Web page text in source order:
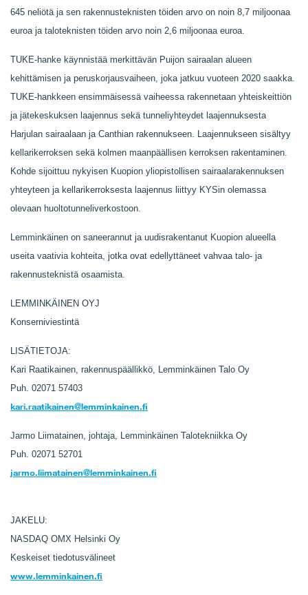
645 neliötä ja sen rakennusteknisten töiden arvo on noin 8,7 miljoonaa
euroa ja taloteknisten töiden arvo noin 2,6 miljoonaa euroa.
TUKE-hanke käynnistää merkittävän Puijon sairaalan alueen
kehittämisen ja peruskorjausvaiheen, joka jatkuu vuoteen 2020 saakka.
TUKE-hankkeen ensimmäisessä vaiheessa rakennetaan yhteiskeittiön
ja jätekeskuksen laajennus sekä tunneliyhteydet laajennuksesta
Harjulan sairaalaan ja Canthian rakennukseen. Laajennukseen sisältyy
kellarikerroksen sekä kolmen maanpäällisen kerroksen rakentaminen.
Kohde sijoittuu nykyisen Kuopion yliopistollisen sairaalarakennuksen
yhteyteen ja kellarikerroksesta laajennus liittyy KYSin olemassa
olevaan huoltotunneliverkostoon.
Lemminkäinen on saneerannut ja uudisrakentanut Kuopion alueella
useita vaativia kohteita, jotka ovat edellyttäneet vahvaa talo- ja
rakennusteknistä osaamista.
LEMMINKÄINEN OYJ
Konserniviestintä
LISÄTIETOJA:
Kari Raatikainen, rakennuspäällikkö, Lemminkäinen Talo Oy
Puh. 02071 57403
kari.raatikainen@lemminkainen.fi
Jarmo Liimatainen, johtaja, Lemminkäinen Talotekniikka Oy
Puh. 02071 52701
jarmo.liimatainen@lemminkainen.fi
JAKELU:
NASDAQ OMX Helsinki Oy
Keskeiset tiedotusvälineet
www.lemminkainen.fi